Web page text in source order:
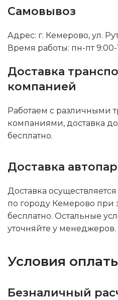
Самовывоз
Адрес: г. Кемерово, ул.
Время работы: пн-пт 9:00-
Доставка
компанией
Работаем с различными
компаниями, доставка
бесплатно.
Доставка
Доставка
по городу Кемерово при
бесплатно. Остальные
уточняйте у менеджеров.
Условия
Безналичный